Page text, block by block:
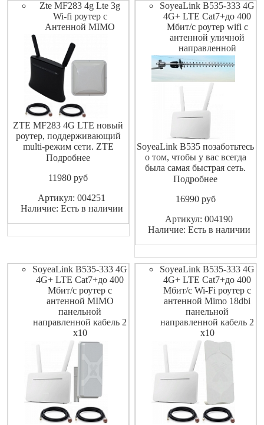
Zte MF283 4g Lte 3g
Wi-fi роутер с
Антенной MIMO
ZTE MF283 4G LTE новый
роутер, поддерживающий
multi-режим сети. ZTE
MF283 может поддерживать
одновременно. ZTE MF283
может достичь пиковой
скорости загрузки на
Подробнее
11980 pуб
Артикул: 004251
Наличие: Есть в наличии
SoyeaLink B535-333 4G
4G+ LTE Cat7+до 400
Мбит/с роутер wifi с
антенной уличной
направленной
SoyeaLink B535 позаботьтесь
о том, чтобы у вас всегда
была самая быстрая сеть.
Новейшие веб-технологии
локальная сеть и мобильное
позволяют получать доступ в
интернет на максимальной
Подробнее
16990pуб
Артикул: 004190
Наличие: Есть в наличии
SoyeaLink B535-333 4G
4G+ LTE Cat7+до 400
Мбит/с роутер с
антенной MIMO
панельной
направленной кабель 2
х10
SoyeaLink B535-333 4G
4G+ LTE Cat7+до 400
Мбит/с Wi-Fi роутер с
антенной Mimo 18dbi
панельной
направленной кабель 2
х10